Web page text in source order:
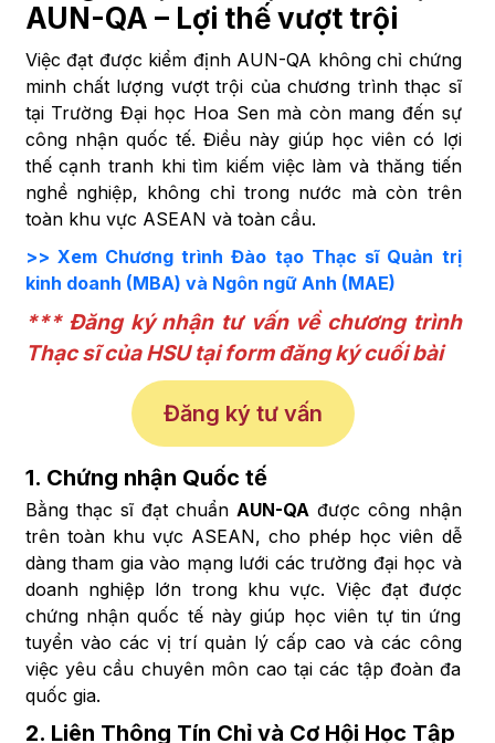
AUN-QA – Lợi thế vượt trội
Việc đạt được kiểm định AUN-QA không chỉ chứng
minh chất lượng vượt trội của chương trình thạc sĩ
tại Trường Đại học Hoa Sen mà còn mang đến sự
công nhận quốc tế. Điều này giúp học viên có lợi
thế cạnh tranh khi tìm kiếm việc làm và thăng tiến
nghề nghiệp, không chỉ trong nước mà còn trên
toàn khu vực ASEAN và toàn cầu.
>> Xem Chương trình Đào tạo Thạc sĩ Quản trị
kinh doanh (MBA) và Ngôn ngữ Anh (MAE)
*** Đăng ký nhận tư vấn về chương trình
Thạc sĩ của HSU tại form đăng ký cuối bài
Đăng ký tư vấn
1. Chứng nhận Quốc tế
Bằng thạc sĩ đạt chuẩnAUN-QA được công nhận
trên toàn khu vực ASEAN, cho phép học viên dễ
dàng tham gia vào mạng lưới các trường đại học và
doanh nghiệp lớn trong khu vực. Việc đạt được
chứng nhận quốc tế này giúp học viên tự tin ứng
tuyển vào các vị trí quản lý cấp cao và các công
việc yêu cầu chuyên môn cao tại các tập đoàn đa
quốc gia.
2. Liên Thông Tín Chỉ và Cơ Hội Học Tập